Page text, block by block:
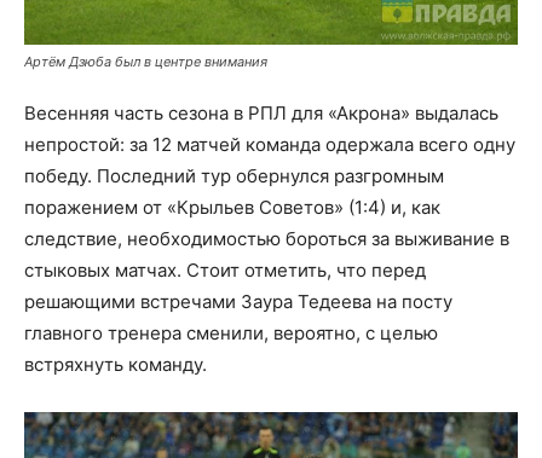
Артём Дзюба был в центре внимания
Весенняя часть сезона в РПЛ для «Акрона» выдалась
непростой: за 12 матчей команда одержала всего одну
победу. Последний тур обернулся разгромным
поражением от «Крыльев Советов» (1:4) и, как
следствие, необходимостью бороться за выживание в
стыковых матчах. Стоит отметить, что перед
решающими встречами Заура Тедеева на посту
главного тренера сменили, вероятно, с целью
встряхнуть команду.